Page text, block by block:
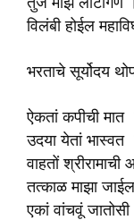
विलंबी होईल
भरताचे सूर्योदय
ऐकतां कपीची
उदया येतां
वाहतों
तत्काळ माझा
एकां वांचवूं